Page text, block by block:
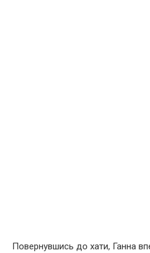
Повернувшись до хати, Ганна